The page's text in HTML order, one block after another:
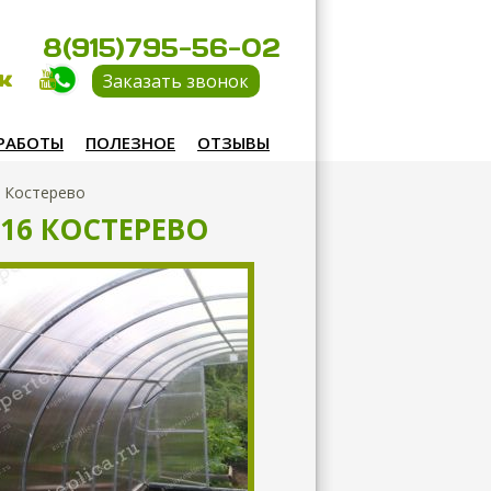
8(915)795-56-02
Заказать звонок
ПОЛЕЗНОЕ ОТЗЫВЫ
КОСТЕРЕВО